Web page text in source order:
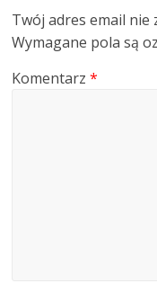
Twój adres email
Wymagane pola są
Komentarz*